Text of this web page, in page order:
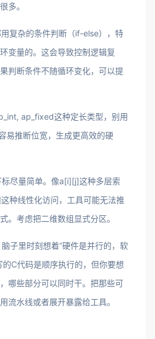
多。
复杂的条件判断（if-else），特
变量的。这会导致控制逻辑复
判断条件不随循环变化，可以提
ap_fixed这种定长类型，别用
易推断位宽，生成更高效的硬
尽量简单。像a[i][j]这种多层索
种线性化访问，工具可能无法推
。考虑把二维数组显式分区。
子里时刻想着“硬件是并行的，软
的C代码是顺序执行的，但你要想
哪些部分可以同时干。把那些可
流水线或者展开暴露给工具。